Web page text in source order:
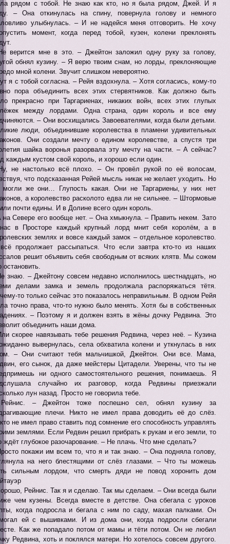
рядом с тобой. Не знаю как кто, но я была рядом, Джей. И я
– Она откинулась на спину, повернула голову и немного
улыбнулась. – И не надейся меня отговорить. Не хочу
момент, когда перед тобой, кузен, колени преклонять
верится мне в это. – Джейтон заложил одну руку за голову,
обнял кузину. – Я верю твоим снам, но лорды, преклоняющие
мной колени. Звучит слишком невероятно.
я с тобой согласна. – Рейя вздохнула. – Хотя согласись, кому-то
пора объединить всех этих стервятников. Как должно быть
прекрасно при Таргариенах, никаких войн, всех этих глупых
между лордами. Одна страна, один король и все ему
– Они восхищались Завоевателями, когда были детьми.
люди, объединившие королевства в пламени удивительных
Они создали мечту о едином королевстве, а спустя три
шайка воронья разорвала эту мечту на части. – А сейчас?
каждым кустом свой король, и хорошо если один.
не настолько всё плохо. – Он провёл рукой по её волосам,
что подсказанная Рейей мысль никак не желает уходить. Но
могли же они… Глупость какая. Они не Таргариены, у них нет
а королевство расколото едва ли не сильнее. – Штормовые
почти едины. И в Долине всего один король.
на Севере его вообще нет. – Она хмыкнула. – Править некем. Зато
в Просторе каждый крупный лорд мнит себя королём, а в
землях и вовсе каждый замок – отдельное королевство.
продолжает рассыпаться. Что если завтра кто-то из наших
решит объявить себя свободным от всяких клятв. Мы сожем
остановить.
знаю. – Джейтону совсем недавно исполнилось шестнадцать, но
делами замка и земель продолжала распоряжаться тётя.
то только сейчас это показалось неправильным. В одном Рейя
точно права, что-то нужно было менять. Хотя бы в собственных
– Поэтому я и должен взять в жёны дочку Редвина. Это
объединить наши дома.
скорее навязывать тебе решения Редвина, через неё. – Кузина
вывернулась, села обхватила колени и уткнулась в них
– Они считают тебя мальчишкой, Джейтон. Они все. Мама,
его сынок, да даже мейстеры Цитадели. Уверены, что ты не
ни одного самостоятельного решения, понимаешь. Я
случайно их разговор, когда Редвины приезжали
лун назад. Просто не говорила тебе.
– Джейтон тоже поспешно сел, обнял кузину за
плечи. Никто не имел права доводить её до слёз.
не имел право ставить под сомнение его способность управлять
землями. Если Редвин решил прибрать к рукам и его земли, то
ждёт глубокое разочарование. – Не плачь. Что мне сделать?
покажи им всем то, что я и так знаю. – Она подняла голову,
на него блестящими от слёз глазами. – Что ты можешь
сильным лордом, что смерть дяди не повод хоронить дом
Рейнис. Так я и сделаю. Так мы сделаем. – Они всегда были
чем кузены. Всегда вместе в детстве. Она сбегала с уроков
когда подросла и бегала с ним по саду, махая палками. Он
ей с вышивками. И из дома они, когда подросли сбегали
Как же попадало потом от мамы и тёти потом. Он не любил
Редвина, хоть и поклялся матери. Но хотелось совсем другого.